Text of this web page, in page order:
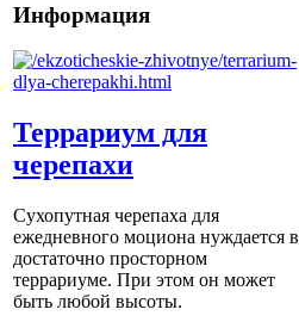
Информация
Террариум для
черепахи
Сухопутная черепаха для
ежедневного моциона нуждается в
достаточно просторном
террариуме. При этом он может
быть любой высоты.